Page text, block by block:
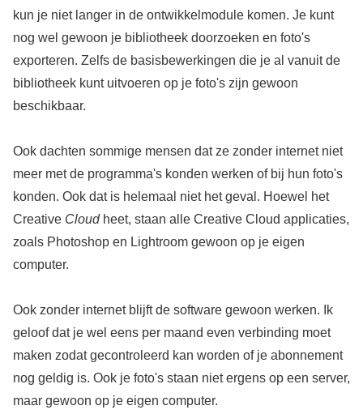
kun je niet langer in de ontwikkelmodule komen. Je kunt
nog wel gewoon je bibliotheek doorzoeken en foto's
exporteren. Zelfs de basisbewerkingen die je al vanuit de
bibliotheek kunt uitvoeren op je foto's zijn gewoon
beschikbaar.
Ook dachten sommige mensen dat ze zonder internet niet
meer met de programma's konden werken of bij hun foto's
konden. Ook dat is helemaal niet het geval. Hoewel het
Creative Cloudheet, staan alle Creative Cloud applicaties,
zoals Photoshop en Lightroom gewoon op je eigen
computer.
Ook zonder internet blijft de software gewoon werken. Ik
geloof dat je wel eens per maand even verbinding moet
maken zodat gecontroleerd kan worden of je abonnement
nog geldig is. Ook je foto's staan niet ergens op een server,
maar gewoon op je eigen computer.